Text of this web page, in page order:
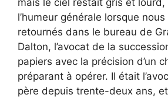
mais le ciel restait gris et lourd,
l’humeur générale lorsque
retournés dans le bureau de
Dalton, l’avocat de la
papiers avec la précision d’un
préparant à opérer. Il était
père depuis trente-deux ans,